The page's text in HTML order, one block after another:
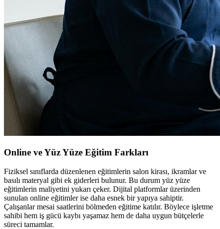
Online ve Yüz Yüze Eğitim Farkları
Fiziksel sınıflarda düzenlenen eğitimlerin salon kirası, ikramlar ve
basılı materyal gibi ek giderleri bulunur. Bu durum yüz yüze
eğitimlerin maliyetini yukarı çeker. Dijital platformlar üzerinden
sunulan online eğitimler ise daha esnek bir yapıya sahiptir.
Çalışanlar mesai saatlerini bölmeden eğitime katılır. Böylece işletme
sahibi hem iş gücü kaybı yaşamaz hem de daha uygun bütçelerle
süreci tamamlar.